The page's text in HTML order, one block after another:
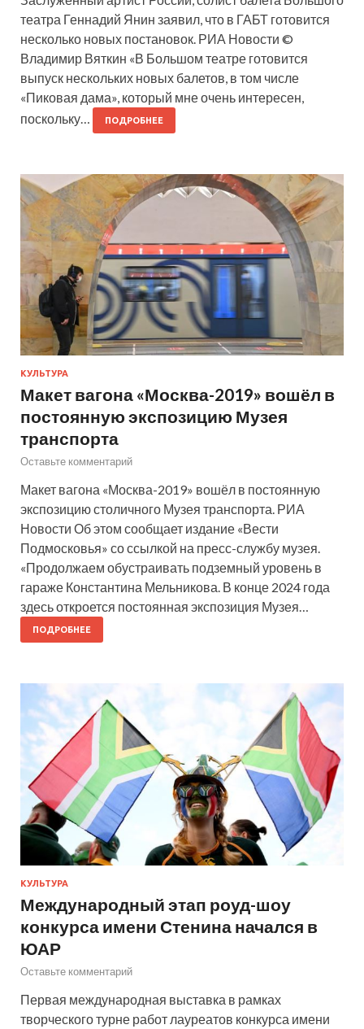
театра Геннадий Янин заявил, что в ГАБТ готовится
несколько новых постановок. РИА Новости ©
Владимир Вяткин «В Большом театре готовится
выпуск нескольких новых балетов, в том числе
«Пиковая дама», который мне очень интересен,
поскольку…
ПОДРОБНЕЕ
КУЛЬТУРА
Макет вагона «Москва-2019» вошёл в
постоянную экспозицию Музея
транспорта
Оставьте комментарий
Макет вагона «Москва-2019» вошёл в постоянную
экспозицию столичного Музея транспорта. РИА
Новости Об этом сообщает издание «Вести
Подмосковья» со ссылкой на пресс-службу музея.
«Продолжаем обустраивать подземный уровень в
гараже Константина Мельникова. В конце 2024 года
здесь откроется постоянная экспозиция Музея…
ПОДРОБНЕЕ
КУЛЬТУРА
Международный этап роуд-шоу
конкурса имени Стенина начался в
ЮАР
Оставьте комментарий
Первая международная выставка в рамках
творческого турне работ лауреатов конкурса имени